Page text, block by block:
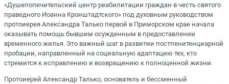
«Душепопечительский центр реабилитации граждан в честь святого
праведного Иоанна Кронштадтского» под духовным руководством
протоиерея Александра Талько первой в Приморском крае начала
оказывать помощь бывшим осужденным в предоставлении
временного жилья. Это важный шаг в развитии постпенитенциарной
пробации, направленный на социальную адаптацию тех, кто
стремится к исправлению и возвращению к полноценной жизни.
Протоиерей Александр Талько, основатель и бессменный